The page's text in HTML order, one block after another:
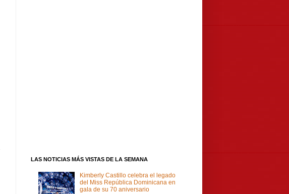
LAS NOTICIAS MÁS VISTAS DE LA SEMANA
Kimberly Castillo celebra el legado
del Miss República Dominicana en
gala de su 70 aniversario